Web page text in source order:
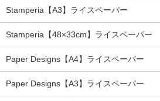
Stamperia【A3】ライスペーパー
Stamperia【48×33cm】ライスペーパー
Paper Designs【A4】ライスペーパー
Paper Designs【A3】ライスペーパー